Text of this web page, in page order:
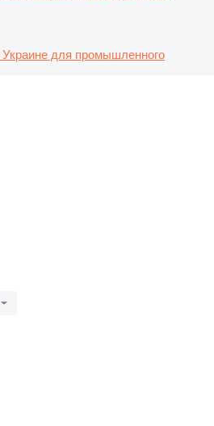
для промышленного